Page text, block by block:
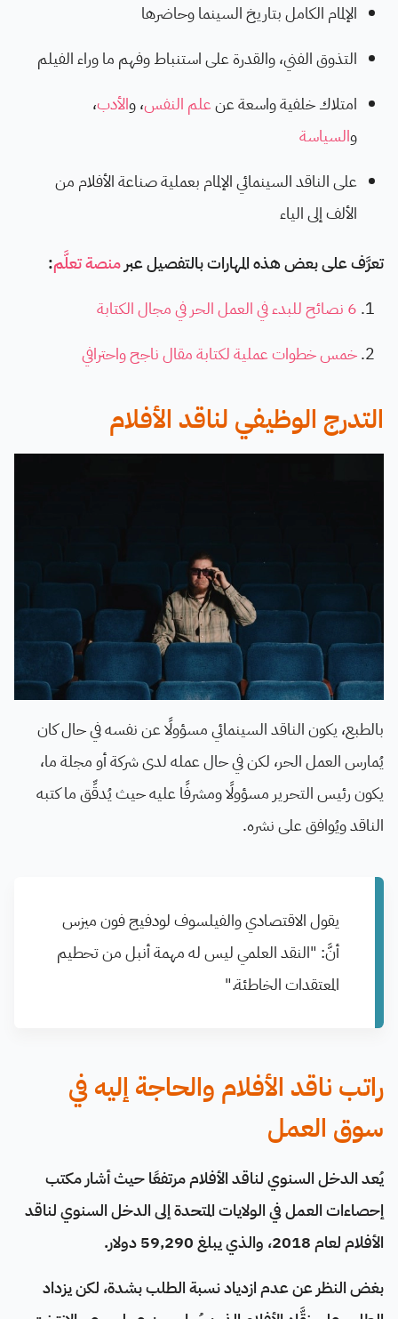
الإلمام الكامل بتاريخ السينما وحاضرها
التذوق الفني، والقدرة على استنباط وفهم ما وراء الفيلم
امتلاك خلفية واسعة عنعلم النفس، والأدب،
والسياسة
على الناقد السينمائي الإلمام بعملية صناعة الأفلام من
الألف إلى الياء
تعرَّف على بعض هذه المهارات بالتفصيل عبر منصة تعلَّم:
6 نصائح للبدء في العمل الحر في مجال الكتابة
خمس خطوات عملية لكتابة مقال ناجح واحترافي
التدرج الوظيفي لناقد الأفلام
بالطبع، يكون الناقد السينمائي مسؤولًا عن نفسه في حال كان
يُمارس العمل الحر، لكن في حال عمله لدى شركة أو مجلة ما،
يكون رئيس التحرير مسؤولًا ومشرفًا عليه حيث يُدقِّق ما كتبه
الناقد ويُوافق على نشره.
يقول الاقتصادي والفيلسوف لودفيج فون ميزس
أنَّ: "النقد العلمي ليس له مهمة أنبل من تحطيم
المعتقدات الخاطئة."
راتب ناقد الأفلام والحاجة إليه في
سوق العمل
يُعد الدخل السنوي لناقد الأفلام مرتفعًا حيث أشار مكتب
إحصاءات العمل في الولايات المتحدة إلى الدخل السنوي لناقد
الأفلام لعام 2018، والذي يبلغ 59,290 دولار.
بغض النظر عن عدم ازدياد نسبة الطلب بشدة، لكن يزداد